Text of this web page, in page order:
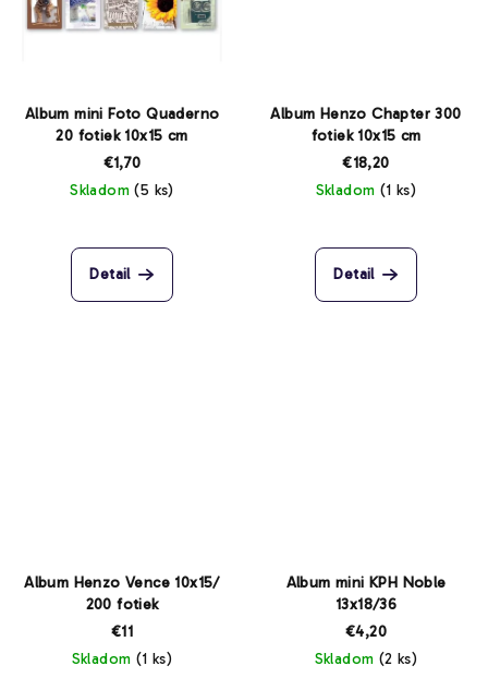
Album mini Foto Quaderno
20 fotiek 10x15 cm
€1,70
Skladom(5 ks)
Detail
Album Henzo Chapter 300
fotiek 10x15 cm
€18,20
Skladom (1 ks)
Detail
Album Henzo Vence 10x15/
200 fotiek
€11
Skladom (1 ks)
Album mini KPH Noble
13x18/36
€4,20
Skladom (2 ks)